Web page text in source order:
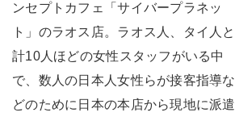
ンセプトカフェ「サイバープラネッ
ト」のラオス店。ラオス人、タイ人と
計10人ほどの女性スタッフがいる中
で、数人の日本人女性らが接客指導な
どのために日本の本店から現地に派遣